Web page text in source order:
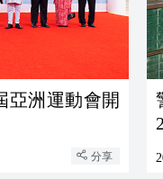
亞洲運動會開
分享